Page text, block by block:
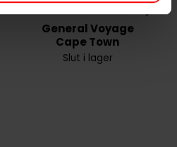
General Voyage
Cape Town
Slut i lager